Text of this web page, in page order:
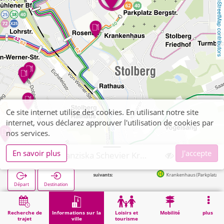
OpenStreetMap contributors
Recherche de
trajet
Informations sur la
ville
Loisirs et
tourisme
Mobilité plus
Départ Destination
Arrêts suivants: Krankenhaus (Parkplatz) in 127m
Démarrage Informations sur la ville
Stolberg, Franziska Schevier Krankenpflegeschule
Ce site internet utilise des cookies. En utilisant notre site
internet, vous déclarez approuver l'utilisation de cookies par
nos services.
En savoir plus
J'accepte